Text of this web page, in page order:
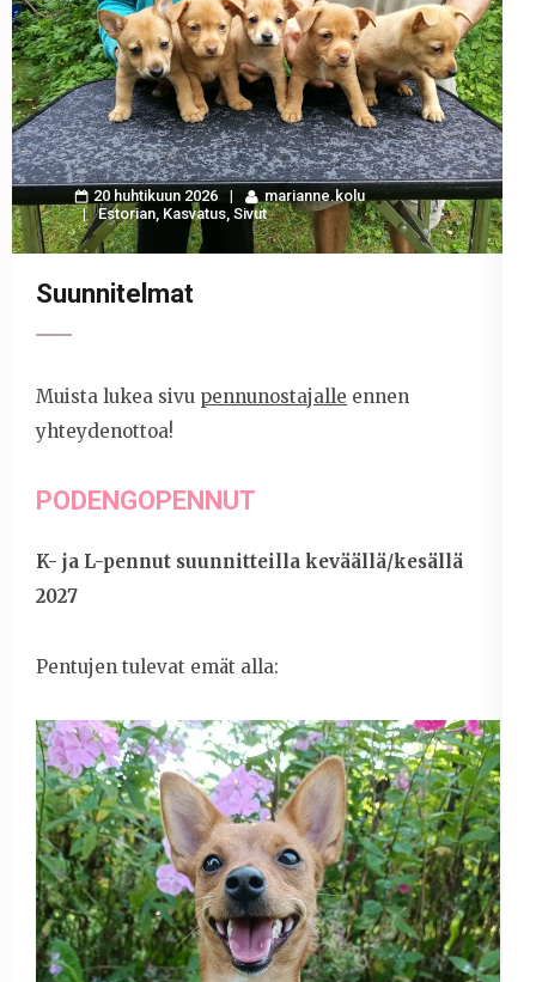
20 huhtikuun 2026
marianne.kolu
Estorian, Kasvatus, Sivut
Suunnitelmat
Muista lukea sivu pennunostajalle ennen
yhteydenottoa!
PODENGOPENNUT
K- ja L-pennut suunnitteilla keväällä/kesällä
2027
Pentujen tulevat emät alla: